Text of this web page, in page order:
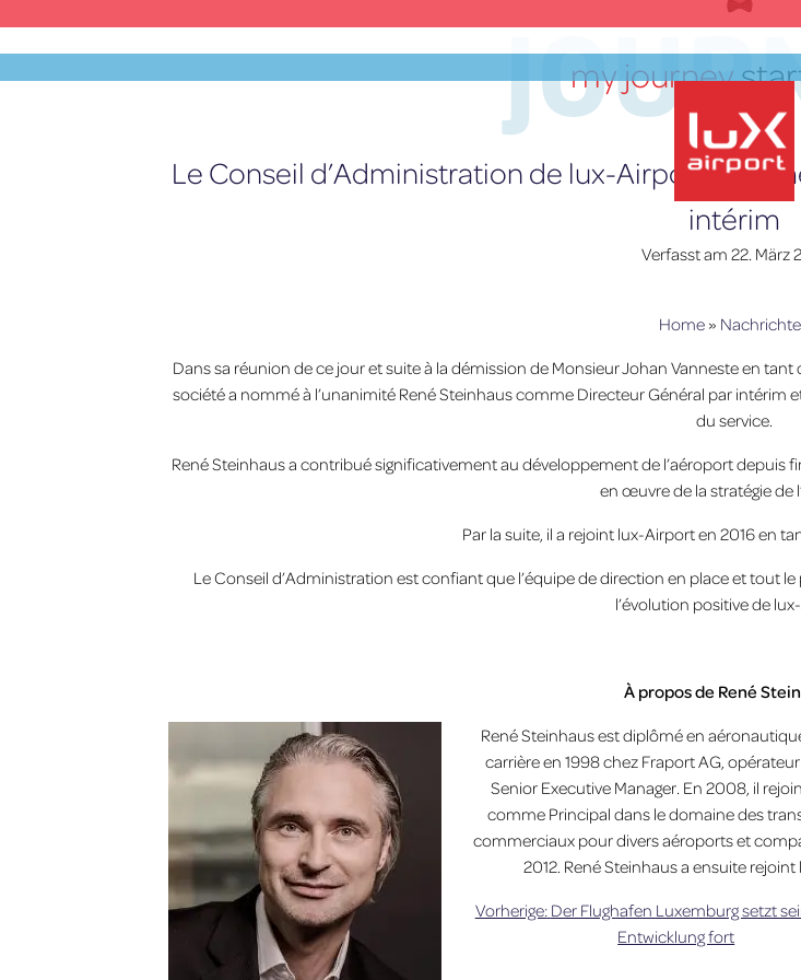
my journey
Le Conseil d’Administration de lux-Airport
intérim
Verfasst am 22. März
Home»
Dans sa réunion de ce jour et suite à la démission de Monsieur Johan Vanneste en
société a nommé à l’unanimité René Steinhaus comme Directeur Général par intérim
du service.
René Steinhaus a contribué significativement au développement de l’aéroport
en œuvre de la stratégie de
Par la suite, il a rejoint lux-Airport en 2016 en
Le Conseil d’Administration est confiant que l’équipe de direction en place et tout
l’évolution positive de
À propos de René
René Steinhaus est diplômé en
carrière en 1998 chez Fraport AG,
Senior Executive Manager. En 2008, il
comme Principal dans le domaine des
commerciaux pour divers aéroports et
2012. René Steinhaus a ensuite
Beitragsnavigation Vorherige: Der Flughafen Luxemburg setzt
Entwicklung fort